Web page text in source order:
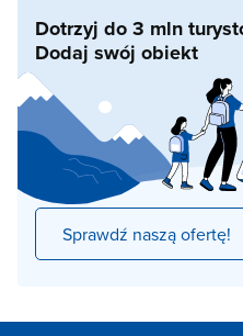
Dotrzyj do 3 mln
Dodaj swój obiekt
Sprawdź naszą ofertę!